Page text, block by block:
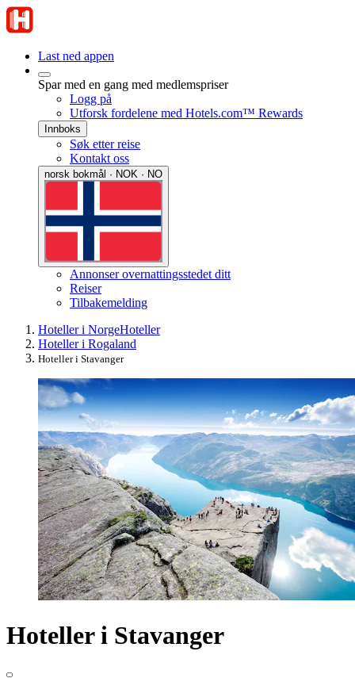
Last ned appen
Spar med en gang med medlemspriser
Logg på
Utforsk fordelene med Hotels.com™ Rewards
Innboks
Søk etter reise
Kontakt oss
norsk bokmål · NOK · NO
Annonser overnattingsstedet ditt
Reiser
Tilbakemelding
Hoteller i NorgeHoteller
Hoteller i Rogaland
Hoteller i Stavanger
Hoteller i Stavanger